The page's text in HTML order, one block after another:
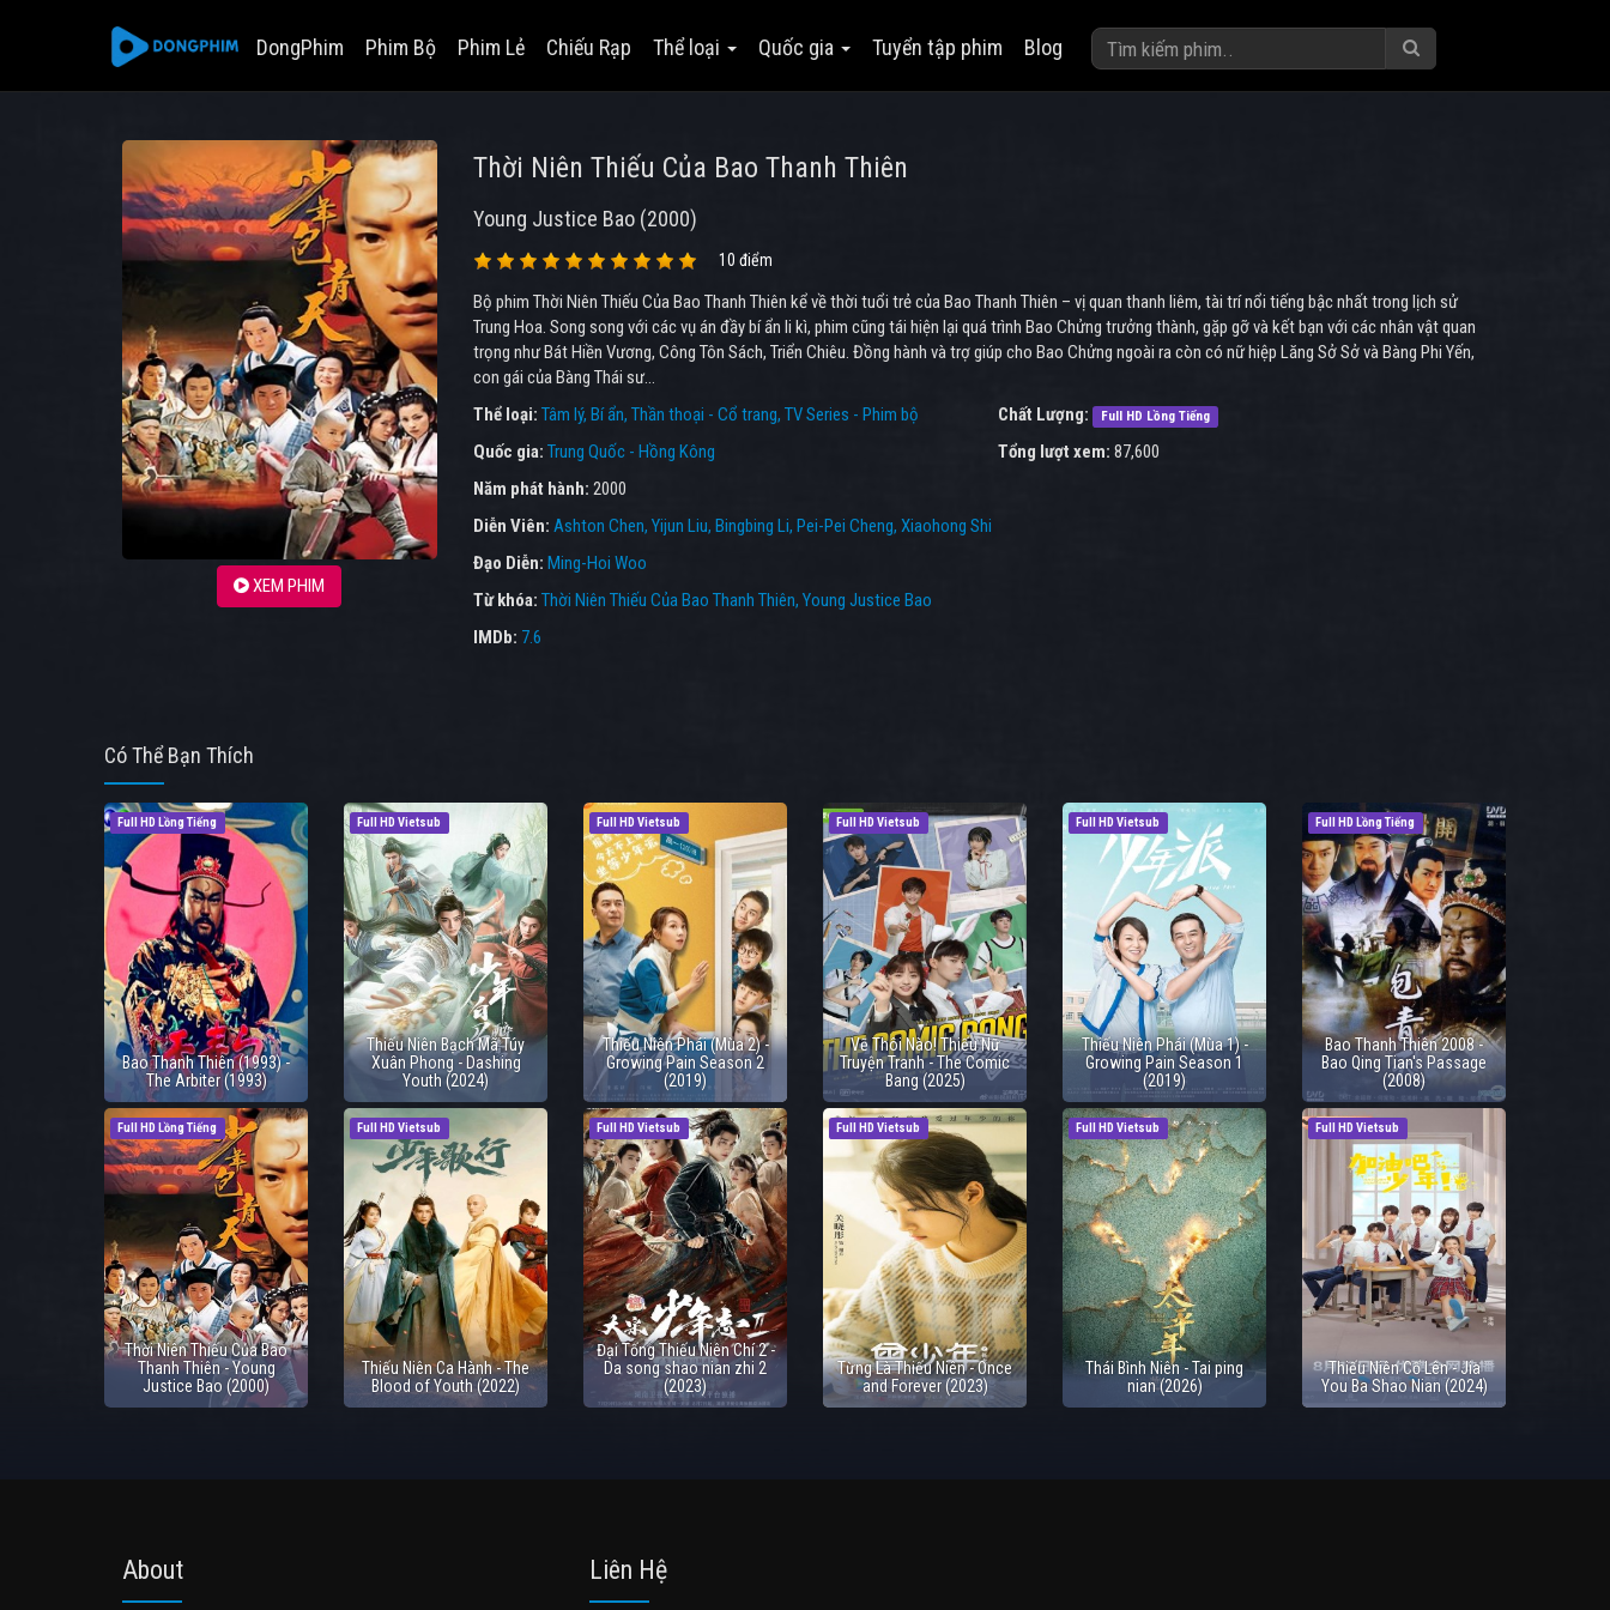
DongPhim Phim Bộ Phim Lẻ Chiếu Rạp Thể loại Quốc gia Tuyển tập phim Blog
XEM PHIM
Thời Niên Thiếu Của Bao Thanh Thiên
Young Justice Bao (2000)
10 điểm
Bộ phim Thời Niên Thiếu Của Bao Thanh Thiên kể về thời tuổi trẻ của Bao Thanh Thiên – vị quan thanh liêm, tài trí nổi tiếng bậc nhất trong lịch sử
Trung Hoa. Song song với các vụ án đầy bí ẩn li kì, phim cũng tái hiện lại quá trình Bao Chửng trưởng thành, gặp gỡ và kết bạn với các nhân vật quan
trọng như Bát Hiền Vương, Công Tôn Sách, Triển Chiêu. Đồng hành và trợ giúp cho Bao Chửng ngoài ra còn có nữ hiệp Lăng Sở Sở và Bàng Phi Yến,
con gái của Bàng Thái sư…
Thể loại: Tâm lý Bí ẩn Thần thoại - Cổ trang TV Series - Phim bộ
Quốc gia: Trung Quốc - Hồng Kông
Năm phát hành: 2000
Chất Lượng: Full HD Lồng Tiếng
Tổng lượt xem: 87,600
Diễn Viên: Ashton Chen Yijun Liu Bingbing Li Pei-Pei Cheng Xiaohong Shi
Đạo Diễn: Ming-Hoi Woo
Từ khóa: Thời Niên Thiếu Của Bao Thanh Thiên, Young Justice Bao
IMDb: 7.6
Có Thể Bạn Thích
Full HD Lồng Tiếng
Bao Thanh Thiên (1993) -
The Arbiter (1993)
Full HD Vietsub
Thiếu Niên Bạch Mã Túy
Xuân Phong - Dashing
Youth (2024)
Full HD Vietsub
Thiếu Niên Phái (Mùa 2) -
Growing Pain Season 2
(2019)
Full HD Vietsub
Vẽ Thôi Nào! Thiếu Nữ
Truyện Tranh - The Comic
Bang (2025)
Full HD Vietsub
Thiếu Niên Phái (Mùa 1) -
Growing Pain Season 1
(2019)
Full HD Lồng Tiếng
Bao Thanh Thiên 2008 -
Bao Qing Tian's Passage
(2008)
Full HD Lồng Tiếng
Thời Niên Thiếu Của Bao
Thanh Thiên - Young
Justice Bao (2000)
Full HD Vietsub
Thiếu Niên Ca Hành - The
Blood of Youth (2022)
Full HD Vietsub
Đại Tống Thiếu Niên Chí 2 -
Da song shao nian zhi 2
(2023)
Full HD Vietsub
Từng Là Thiếu Niên - Once
and Forever (2023)
Full HD Vietsub
Thái Bình Niên - Tai ping
nian (2026)
Full HD Vietsub
Thiếu Niên Cố Lên - Jia
You Ba Shao Nian (2024)
About Liên Hệ